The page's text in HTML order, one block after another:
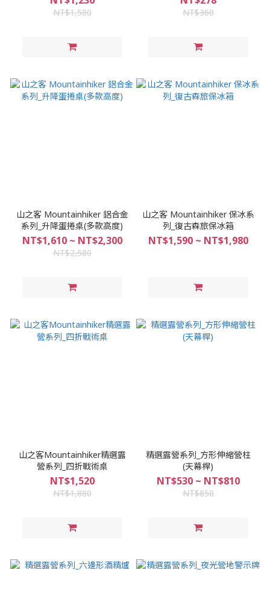
NT$1,580 NT$360
山之客 Mountainhiker 鋁合金
系列_升降蛋捲桌(多款高度)
NT$1,610 ~ NT$2,300
NT$2,580
山之客 Mountainhiker 保冰系
列_復古森旅保冰箱
NT$1,590 ~ NT$1,980
山之客Mountainhiker精選露
營系列_四折戰術桌
NT$1,520
NT$1,880
精選露營系列_方形伸縮營柱
(天幕桿)
NT$530 ~ NT$810
NT$850